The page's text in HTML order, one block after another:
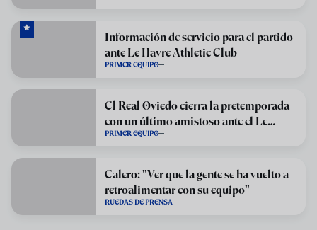
Información de servicio para el partido
ante Le Havre Athletic Club
PRIMER EQUIPO
El Real Oviedo cierra la pretemporada
con un último amistoso ante el Le
Havre
PRIMER EQUIPO
Calero: "Ver que la gente se ha vuelto a
retroalimentar con su equipo"
RUEDAS DE PRENSA